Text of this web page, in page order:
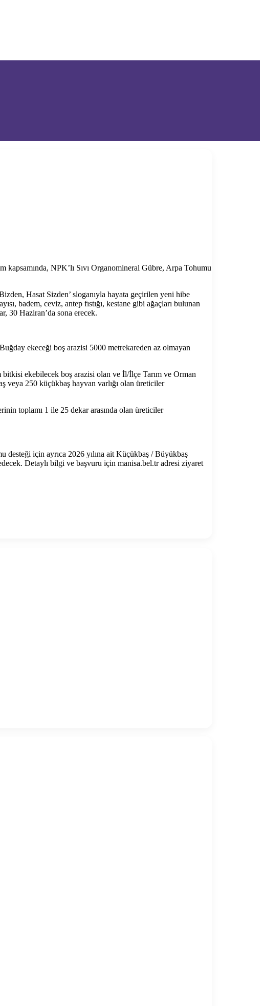
NPK’lı Sıvı Organomineral Gübre, Arpa Tohumu
Hasat Sizden’ sloganıyla hayata geçirilen yeni hibe
badem, ceviz, antep fıstığı, kestane gibi ağaçları bulunan
30 Haziran’da sona erecek.
ekeceği boş arazisi 5000 metrekareden az olmayan
ekebilecek boş arazisi olan ve İl/İlçe Tarım ve Orman
veya 250 küçükbaş hayvan varlığı olan üreticiler
toplamı 1 ile 25 dekar arasında olan üreticiler
için ayrıca 2026 yılına ait Küçükbaş / Büyükbaş
Detaylı bilgi ve başvuru için manisa.bel.tr adresi ziyaret